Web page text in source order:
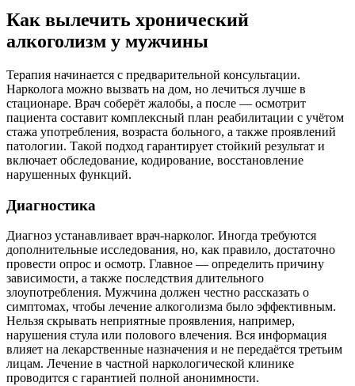
Как вылечить хронический
алкоголизм у мужчины
Терапия начинается с предварительной консультации.
Нарколога можно вызвать на дом, но лечиться лучше в
стационаре. Врач соберёт жалобы, а после — осмотрит
пациента составит комплексный план реабилитации с учётом
стажа употребления, возраста больного, а также проявлений
патологии. Такой подход гарантирует стойкий результат и
включает обследование, кодирование, восстановление
нарушенных функций.
Диагностика
Диагноз устанавливает врач-нарколог. Иногда требуются
дополнительные исследования, но, как правило, достаточно
провести опрос и осмотр. Главное — определить причину
зависимости, а также последствия длительного
злоупотребления. Мужчина должен честно рассказать о
симптомах, чтобы лечение алкоголизма было эффективным.
Нельзя скрывать неприятные проявления, например,
нарушения стула или полового влечения. Вся информация
влияет на лекарственные назначения и не передаётся третьим
лицам. Лечение в частной наркологической клинике
проводится с гарантией полной анонимности.